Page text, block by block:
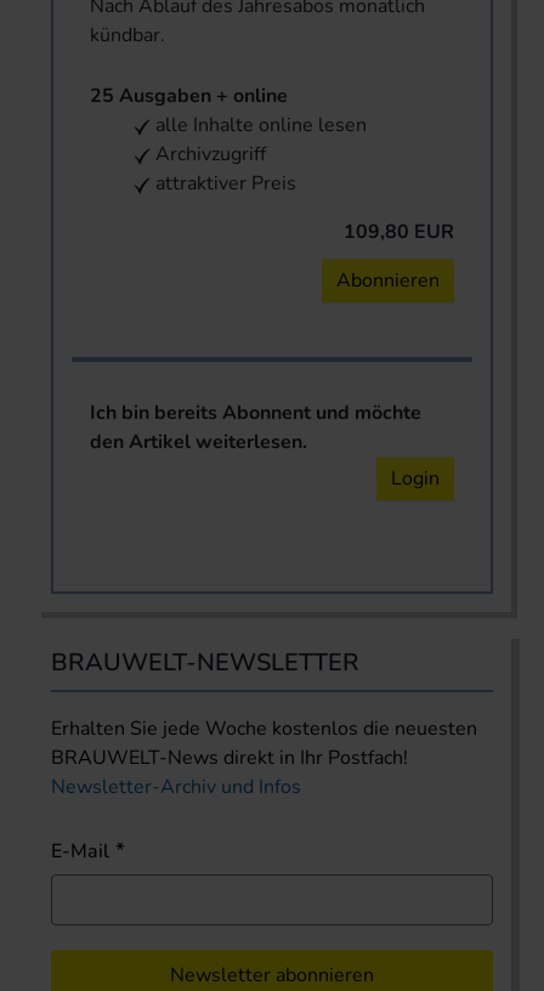
Nach Ablauf des Jahresabos monatlich
kündbar.
25 Ausgaben + online
alle Inhalte online lesen
Archivzugriff
attraktiver Preis
109,80 EUR
Abonnieren
Ich bin bereits Abonnent und möchte
den Artikel weiterlesen.
Login
BRAUWELT-NEWSLETTER
Erhalten Sie jede Woche kostenlos die neuesten
BRAUWELT-News direkt in Ihr Postfach!
Newsletter-Archiv und Infos
E-Mail
Newsletter abonnieren